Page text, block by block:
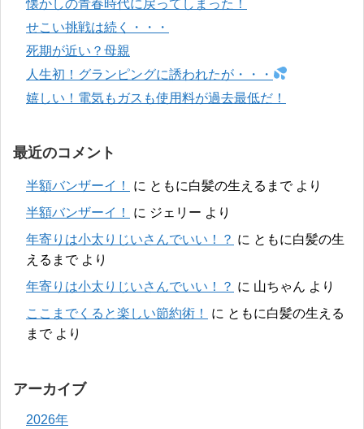
懐かしの青春時代に戻ってしまった！
せこい挑戦は続く・・・
死期が近い？母親
人生初！グランピングに誘われたが・・・
嬉しい！電気もガスも使用料が過去最低だ！
最近のコメント
半額バンザーイ！ に ともに白髪の生えるまでより
半額バンザーイ！
に ジェリー より
年寄りは小太りじいさんでいい！？ に ともに白髪の生
えるまでより
年寄りは小太りじいさんでいい！？ に 山ちゃん より
ここまでくると楽しい節約術！
に ともに白髪の生える
までより
アーカイブ
2026年